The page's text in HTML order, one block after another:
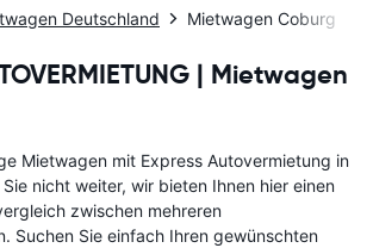
Deutschland Mietwagen Coburg
| Mietwagen
Mietwagen mit Express Autovermietung in
nicht weiter, wir bieten Ihnen hier einen
zwischen mehreren
Suchen Sie einfach Ihren gewünschten